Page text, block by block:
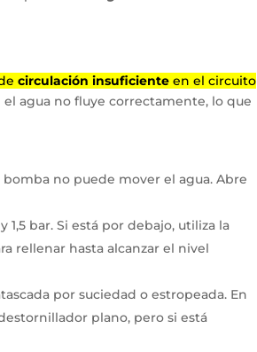
circulación insuficiente en el circuito
agua no fluye correctamente, lo que
bomba no puede mover el agua. Abre
bar. Si está por debajo, utiliza la
rellenar hasta alcanzar el nivel
por suciedad o estropeada. En
plano, pero si está